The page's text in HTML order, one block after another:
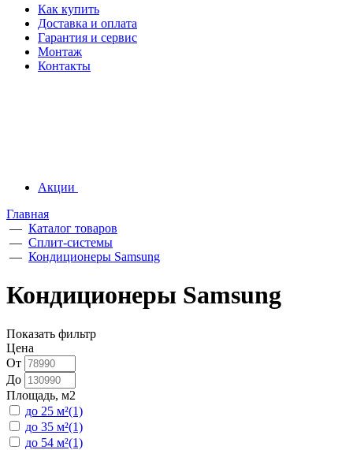
Как купить
Доставка и оплата
Гарантия и сервис
Монтаж
Контакты
Акции
Главная
— Каталог товаров
— Сплит-системы
— Кондиционеры Samsung
Кондиционеры Samsung
Показать фильтр
Цена
От
До
Площадь, м2
до 25 м²(1)
до 35 м²(1)
до 54 м²(1)